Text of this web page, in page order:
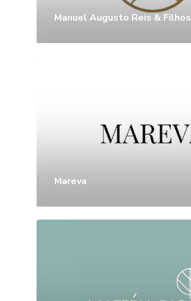
Manuel Augusto Reis & Filhos
Mareva